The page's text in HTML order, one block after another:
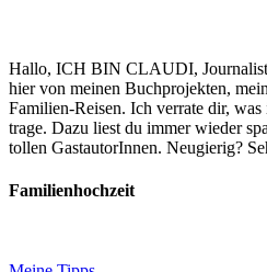
Hallo, ICH BIN CLAUDI,
hier von meinen Buchprojekten,
Familien-Reisen. Ich verrate dir, was
trage. Dazu liest du immer wieder
tollen GastautorInnen. Neugierig?
Familienhochzeit